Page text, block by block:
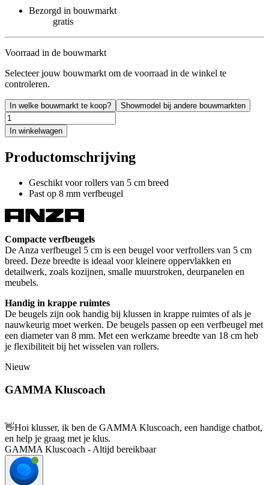
Bezorgd in bouwmarkt
gratis
Voorraad in de bouwmarkt
Selecteer jouw bouwmarkt om de voorraad in de winkel te
controleren.
In welke bouwmarkt te koop? Showmodel bij andere bouwmarkten
In winkelwagen
Productomschrijving
Geschikt voor rollers van 5 cm breed
Past op 8 mm verfbeugel
Compacte verfbeugels
De Anza verfbeugel 5 cm is een beugel voor verfrollers van 5 cm
breed. Deze breedte is ideaal voor kleinere oppervlakken en
detailwerk, zoals kozijnen, smalle muurstroken, deurpanelen en
meubels.
Handig in krappe ruimtes
De beugels zijn ook handig bij klussen in krappe ruimtes of als je
nauwkeurig moet werken. De beugels passen op een verfbeugel met
een diameter van 8 mm. Met een werkzame breedte van 18 cm heb
je flexibiliteit bij het wisselen van rollers.
Nieuw
GAMMA Kluscoach
👋Hoi klusser, ik ben de GAMMA Kluscoach, een handige chatbot,
en help je graag met je klus.
GAMMA Kluscoach - Altijd bereikbaar